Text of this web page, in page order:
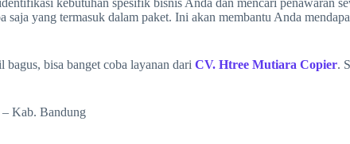
saja yang termasuk dalam paket. Ini akan membantu Anda
bagus, bisa banget coba layanan dari CV. Htree Mutiara Copier.
Kab. Bandung